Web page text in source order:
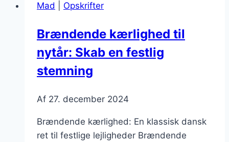
variationer
Mad Opskrifter
Brændende kærlighed til
nytår: Skab en festlig
stemning
Af 27. december 2024
Brændende kærlighed: En klassisk dansk
ret til festlige lejligheder Brændende